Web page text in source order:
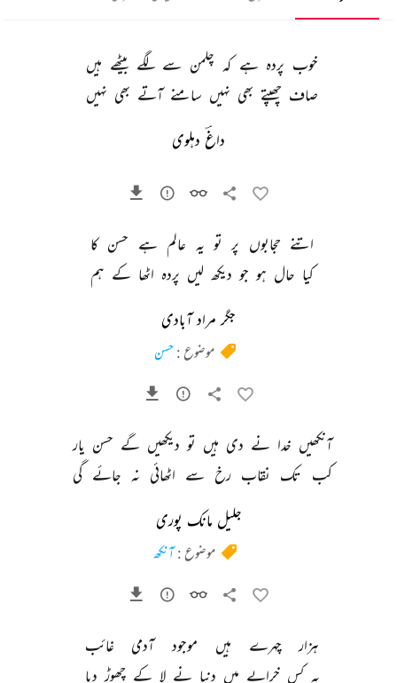
خوب پردہ ہے کہ چلمن سے لگے بیٹھے ہیں
صاف چھپتے بھی نہیں سامنے آتے بھی نہیں
داغؔ دہلوی
اتنے حجابوں پر تو یہ عالم ہے حسن کا
کیا حال ہو جو دیکھ لیں پردہ اٹھا کے ہم
جگر مراد آبادی
موضوع :حسن
آنکھیں خدا نے دی ہیں تو دیکھیں گے حسن یار
کب تک نقاب رخ سے اٹھائی نہ جائے گی
جلیل مانک پوری
موضوع :آنکھ
ہزار چہرے ہیں موجود آدمی
غائب
یہ کس خرابے میں دنیا نے لا کے چھوڑ دیا